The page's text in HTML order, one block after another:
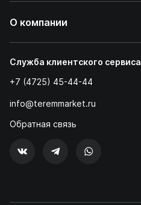
О компании
Служба клиентского сервиса
+7 (4725) 45-44-44
info@teremmarket.ru
Обратная связь